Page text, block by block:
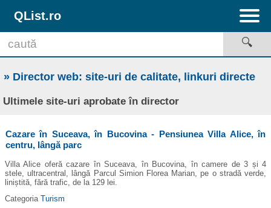
QList.ro
» Director web: site-uri de calitate, linkuri directe
Ultimele site-uri aprobate în director
Cazare în Suceava, în Bucovina - Pensiunea Villa Alice, în
centru, lângă parc
Villa Alice oferă cazare în Suceava, în Bucovina, în camere de 3 și 4
stele, ultracentral, lângă Parcul Simion Florea Marian, pe o stradă verde,
liniștită, fără trafic, de la 129 lei.
Categoria Turism